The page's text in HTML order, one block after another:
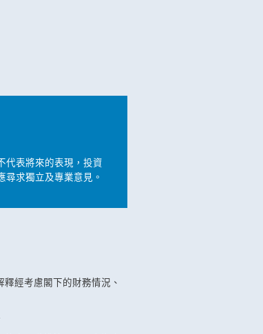
代表將來的表現，投資
求獨立及專業意見。
經考慮閣下的財務情況、